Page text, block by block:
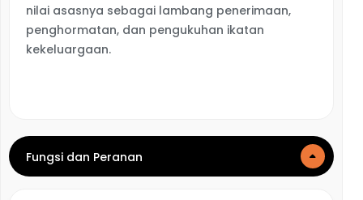
nilai asasnya sebagai lambang penerimaan,
penghormatan, dan pengukuhan ikatan
kekeluargaan.
Fungsi dan Peranan